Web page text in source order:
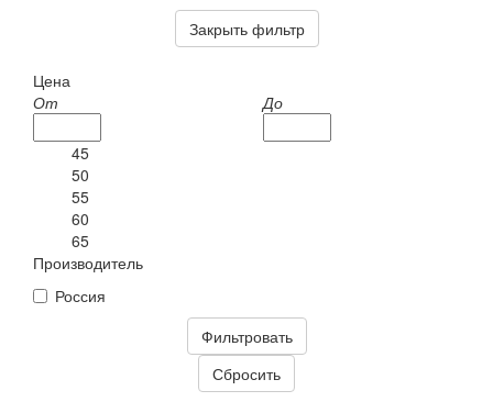
Закрыть фильтр
Цена
От
До
45
50
55
60
65
Производитель
Россия